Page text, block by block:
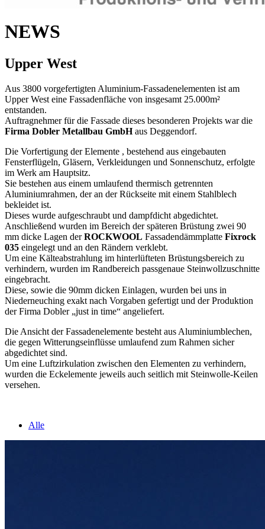
NEWS
Upper West
Aus 3800 vorgefertigten Aluminium-Fassadenelementen ist am
Upper West eine Fassadenfläche von insgesamt 25.000m²
entstanden.
Auftragnehmer für die Fassade dieses besonderen Projekts war die
Firma Dobler Metallbau GmbHaus Deggendorf.
Die Vorfertigung der Elemente , bestehend aus eingebauten
Fensterflügeln, Gläsern, Verkleidungen und Sonnenschutz, erfolgte
im Werk am Hauptsitz.
Sie bestehen aus einem umlaufend thermisch getrennten
Aluminiumrahmen, der an der Rückseite mit einem Stahlblech
bekleidet ist.
Dieses wurde aufgeschraubt und dampfdicht abgedichtet.
Anschließend wurden im Bereich der späteren Brüstung zwei 90
mm dicke Lagen derROCKWOOL Fassadendämmplatte Fixrock
035 eingelegt und an den Rändern verklebt.
Um eine Kälteabstrahlung im hinterlüfteten Brüstungsbereich zu
verhindern, wurden im Randbereich passgenaue Steinwollzuschnitte
eingebracht.
Diese, sowie die 90mm dicken Einlagen, wurden bei uns in
Niederneuching exakt nach Vorgaben gefertigt und der Produktion
der Firma Dobler „just in time“ angeliefert.
Die Ansicht der Fassadenelemente besteht aus Aluminiumblechen,
die gegen Witterungseinflüsse umlaufend zum Rahmen sicher
abgedichtet sind.
Um eine Luftzirkulation zwischen den Elementen zu verhindern,
wurden die Eckelemente jeweils auch seitlich mit Steinwolle-Keilen
versehen.
Alle